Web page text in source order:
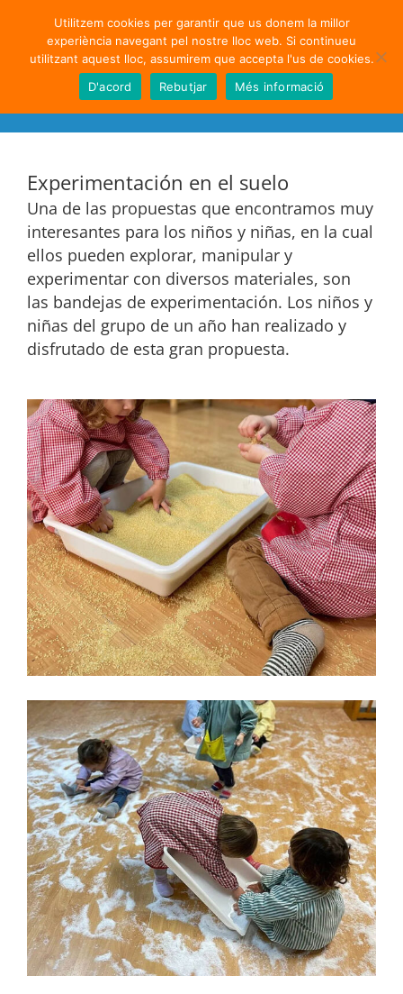
content
Experimentación en el suelo
Una de las propuestas que encontramos muy
interesantes para los niños y niñas, en la cual
ellos pueden explorar, manipular y
experimentar con diversos materiales, son
las bandejas de experimentación. Los niños y
niñas del grupo de un año han realizado y
disfrutado de esta gran propuesta.
Utilitzem cookies per garantir que us donem la millor
experiència navegant pel nostre lloc web. Si continueu
utilitzant aquest lloc, assumirem que accepta l'us de cookies.
D'acord
Rebutjar Més informació